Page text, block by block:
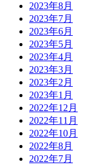
2023年8月
2023年7月
2023年6月
2023年5月
2023年4月
2023年3月
2023年2月
2023年1月
2022年12月
2022年11月
2022年10月
2022年8月
2022年7月